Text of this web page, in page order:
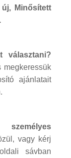
Minősített
választani?
megkeressük
ajánlatait
vagy kérj
sávban